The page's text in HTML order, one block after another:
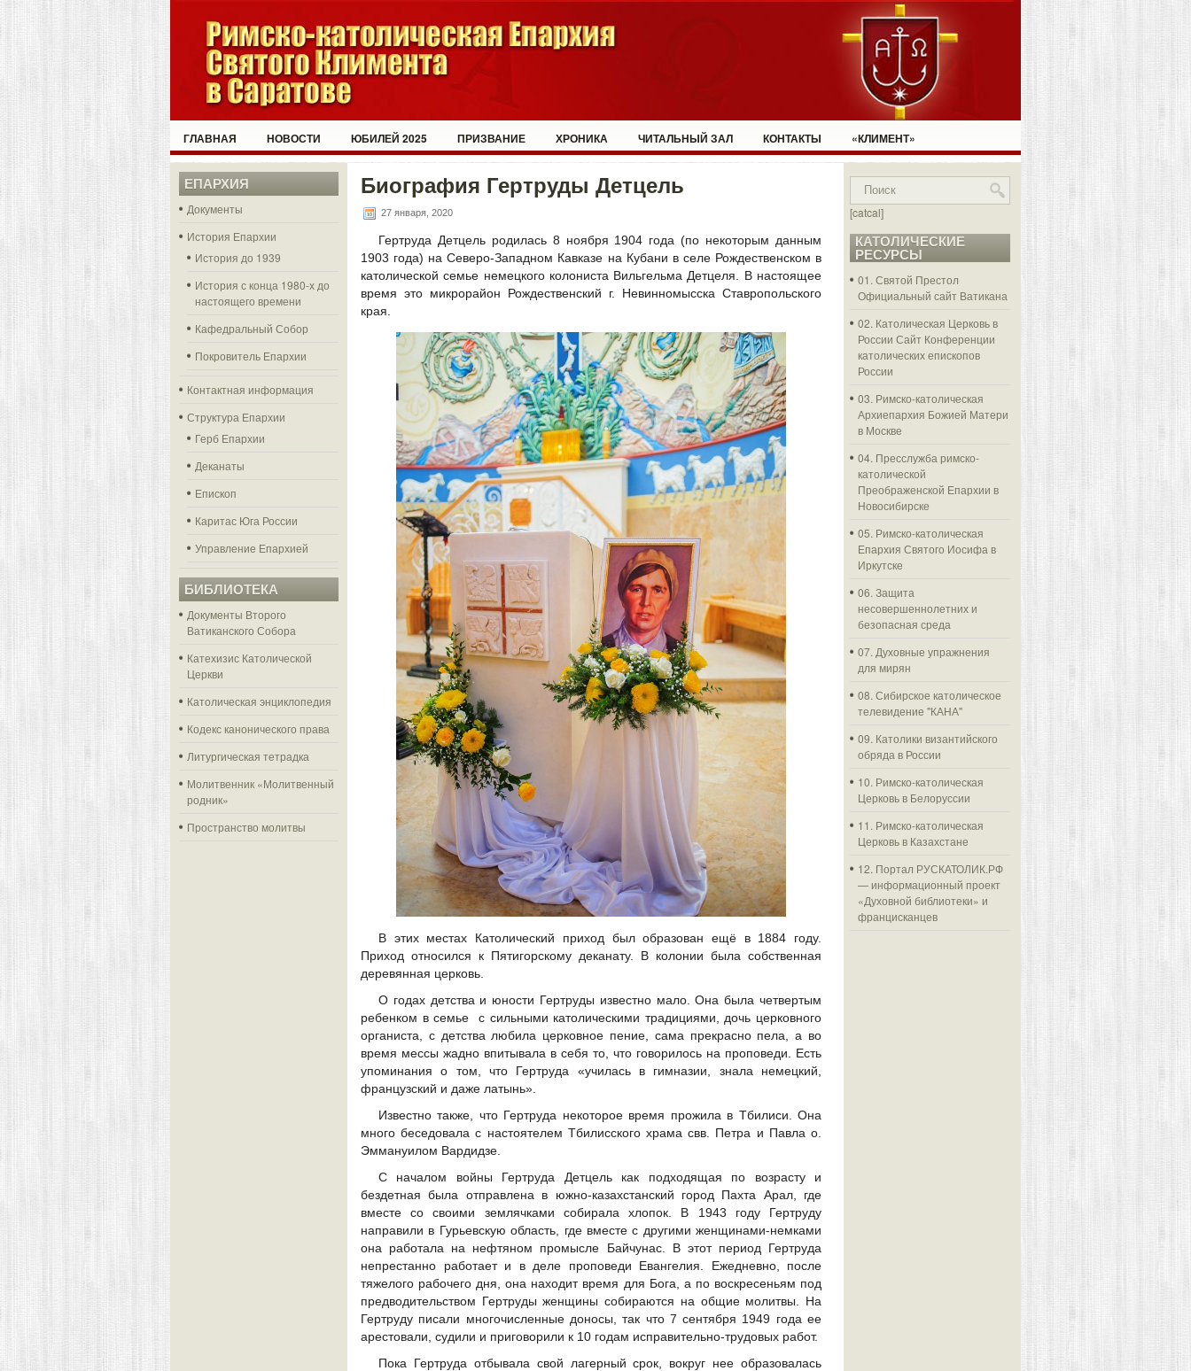
ГЛАВНАЯ НОВОСТИ ЮБИЛЕЙ 2025 ПРИЗВАНИЕ ХРОНИКА ЧИТАЛЬНЫЙ ЗАЛ КОНТАКТЫ «КЛИМЕНТ»
ЕПАРХИЯ
Документы
История Епархии
История до 1939
История с конца 1980-х до
настоящего времени
Кафедральный Собор
Покровитель Епархии
Контактная информация
Структура Епархии
Герб Епархии
Деканаты
Епископ
Каритас Юга России
Управление Епархией
БИБЛИОТЕКА
Документы Второго
Ватиканского Собора
Катехизис Католической
Церкви
Католическая энциклопедия
Кодекс канонического права
Литургическая тетрадка
Молитвенник «Молитвенный
родник»
Пространство молитвы
Биография Гертруды Детцель
27 января, 2020
Гертруда Детцель родилась 8 ноября 1904 года (по некоторым данным
1903 года) на Северо-Западном Кавказе на Кубани в селе Рождественском в
католической семье немецкого колониста Вильгельма Детцеля. В настоящее
время это микрорайон Рождественский г. Невинномысска Ставропольского
края.
В этих местах Католический приход был образован ещё в 1884 году.
Приход относился к Пятигорскому деканату. В колонии была собственная
деревянная церковь.
О годах детства и юности Гертруды известно мало. Она была четвертым
ребенком в семье с сильными католическими традициями, дочь церковного
органиста, с детства любила церковное пение, сама прекрасно пела, а во
время мессы жадно впитывала в себя то, что говорилось на проповеди. Есть
упоминания о том, что Гертруда «училась в гимназии, знала немецкий,
французский и даже латынь».
Известно также, что Гертруда некоторое время прожила в Тбилиси. Она
много беседовала с настоятелем Тбилисского храма свв. Петра и Павла о.
Эммануилом Вардидзе.
С началом войны Гертруда Детцель как подходящая по возрасту и
бездетная была отправлена в южно-казахстанский город Пахта Арал, где
вместе со своими землячками собирала хлопок. В 1943 году Гертруду
направили в Гурьевскую область, где вместе с другими женщинами-немками
она работала на нефтяном промысле Байчунас. В этот период Гертруда
непрестанно работает и в деле проповеди Евангелия. Ежедневно, после
тяжелого рабочего дня, она находит время для Бога, а по воскресеньям под
предводительством Гертруды женщины собираются на общие молитвы. На
Гертруду писали многочисленные доносы, так что 7 сентября 1949 года ее
арестовали, судили и приговорили к 10 годам исправительно-трудовых работ.
Пока Гертруда отбывала свой лагерный срок, вокруг нее образовалась
[catcal]
КАТОЛИЧЕСКИЕ
РЕСУРСЫ
01. Святой Престол
Официальный сайт Ватикана
02. Католическая Церковь в
России Сайт Конференции
католических епископов
России
03. Римско-католическая
Архиепархия Божией Матери
в Москве
04. Пресслужба римско-
католической
Преображенской Епархии в
Новосибирске
05. Римско-католическая
Епархия Святого Иосифа в
Иркутске
06. Защита
несовершеннолетних и
безопасная среда
07. Духовные упражнения
для мирян
08. Сибирское католическое
телевидение "КАНА"
09. Католики византийского
обряда в России
10. Римско-католическая
Церковь в Белоруссии
11. Римско-католическая
Церковь в Казахстане
12. Портал РУСКАТОЛИК.РФ
— информационный проект
«Духовной библиотеки» и
францисканцев